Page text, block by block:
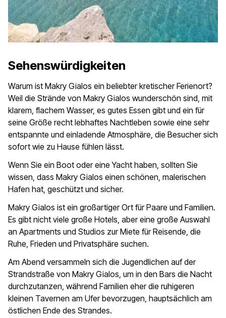
Sehenswürdigkeiten
Warum ist Makry Gialos ein beliebter kretischer Ferienort?
Weil die Strände von Makry Gialos wunderschön sind, mit
klarem, flachem Wasser, es gutes Essen gibt und ein für
seine Größe recht lebhaftes Nachtleben sowie eine sehr
entspannte und einladende Atmosphäre, die Besucher sich
sofort wie zu Hause fühlen lässt.
Wenn Sie ein Boot oder eine Yacht haben, sollten Sie
wissen, dass Makry Gialos einen schönen, malerischen
Hafen hat, geschützt und sicher.
Makry Gialos ist ein großartiger Ort für Paare und Familien.
Es gibt nicht viele große Hotels, aber eine große Auswahl
an Apartments und Studios zur Miete für Reisende, die
Ruhe, Frieden und Privatsphäre suchen.
Am Abend versammeln sich die Jugendlichen auf der
Strandstraße von Makry Gialos, um in den Bars die Nacht
durchzutanzen, während Familien eher die ruhigeren
kleinen Tavernen am Ufer bevorzugen, hauptsächlich am
östlichen Ende des Strandes.